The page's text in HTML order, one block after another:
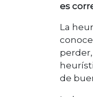
es
La
de